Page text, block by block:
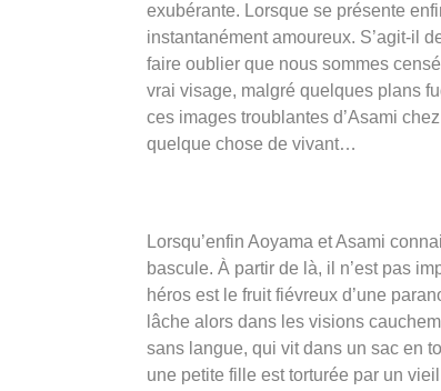
exubérante. Lorsque se présente
instantanément amoureux. S’agit-il
faire oublier que nous sommes
vrai visage, malgré quelques plans
ces images troublantes d’Asami
quelque chose de vivant…
Lorsqu’enfin Aoyama et Asami
bascule. À partir de là, il n’est pas
héros est le fruit fiévreux d’une
lâche alors dans les visions
sans langue, qui vit dans un sac en
une petite fille est torturée par un